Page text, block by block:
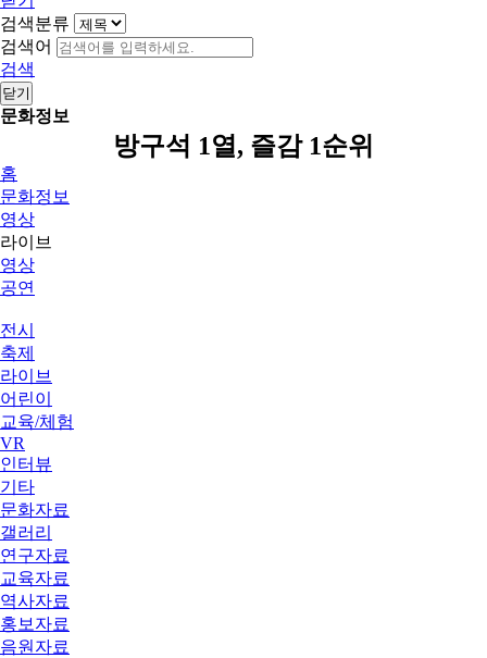
검색분류
검색어
검색
닫기
문화정보
방구석 1열, 즐감 1순위
홈
문화정보
영상
라이브
영상
공연
전시
축제
라이브
어린이
교육/체험
VR
인터뷰
기타
문화자료
갤러리
연구자료
교육자료
역사자료
홍보자료
음원자료